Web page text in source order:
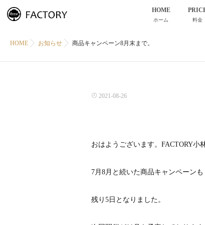
HOME
ホーム 料金
HOME お知らせ 商品キャンペーン8月末まで。
2021-08-26
おはようございます。FACTORY小
7月8月と続いた商品キャンペーンも
残り5日となりました。